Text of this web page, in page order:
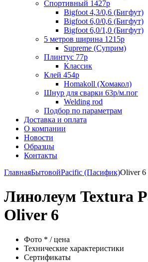
Спортивный 1427р
Bigfoot 4,3/0,6 (Бигфут)
Bigfoot 6,0/0,6 (Бигфут)
Bigfoot 6,0/1,0 (Бигфут)
5 метров ширина 1215р
Supreme (Суприм)
Плинтус 77р
Классик
Клей 454р
Homakoll (Хомакол)
Шнур для сварки 63р/м.пог
Welding rod
Подбор по параметрам
Доставка и оплата
О компании
Новости
Образцы
Контакты
ГлавнаяБытовойPacific (Пасифик)Oliver
Линолеум Textura
Oliver 6
Фото * / цена
Технические характеристики
Сертификаты